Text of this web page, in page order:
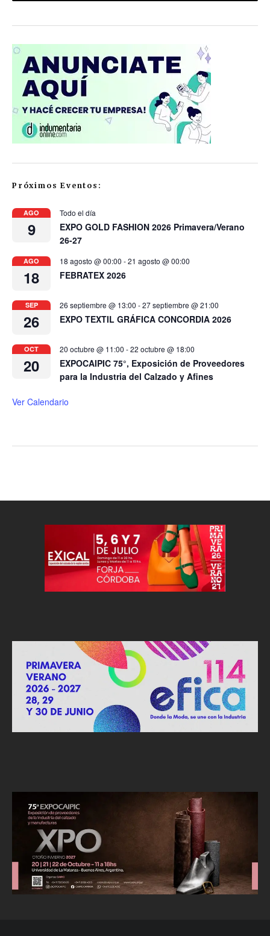
Próximos Eventos:
AGO
9
Todo el día
EXPO GOLD FASHION 2026 Primavera/Verano
26-27
AGO
18
18 agosto @ 00:00 -21 agosto @ 00:00
FEBRATEX 2026
SEP
26
26 septiembre @ 13:00 -27 septiembre @ 21:00
EXPO TEXTIL GRÁFICA CONCORDIA 2026
OCT
20
20 octubre @ 11:00 -22 octubre @ 18:00
EXPOCAIPIC 75°, Exposición de Proveedores
para la Industria del Calzado y Afines
Ver Calendario